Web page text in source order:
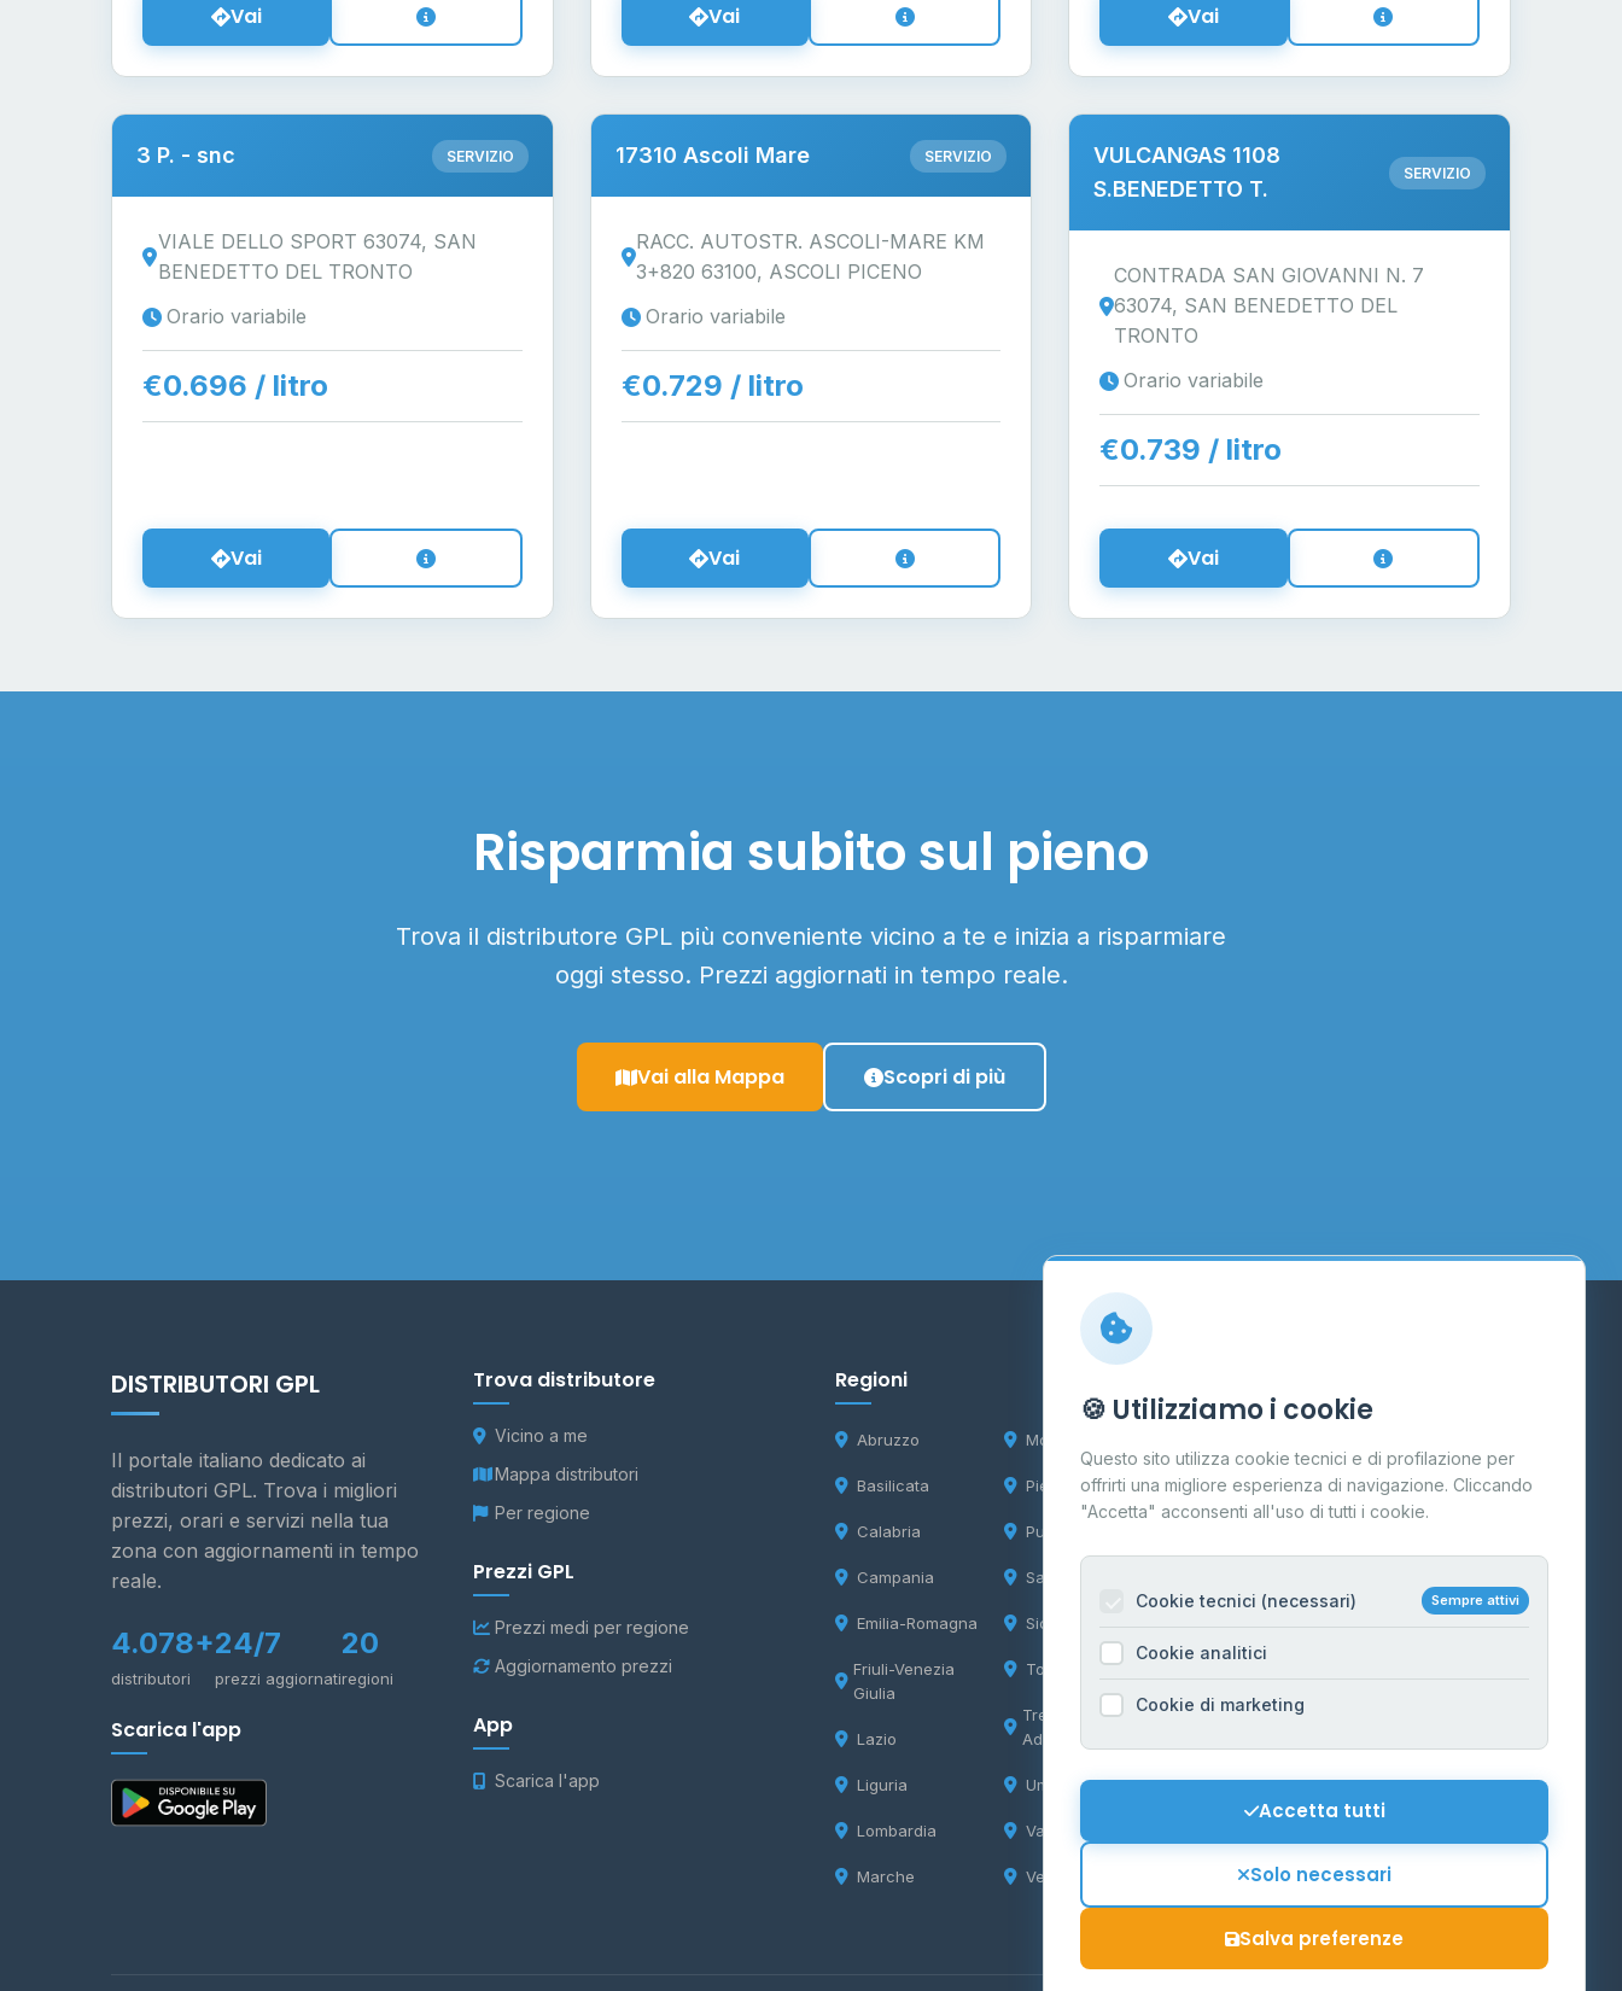
Vai Vai Vai
3 P. - snc SERVIZIO
VIALE DELLO SPORT 63074, SAN
BENEDETTO DEL TRONTO
Orario variabile
€0.696 / litro
Vai
17310 Ascoli Mare SERVIZIO
RACC. AUTOSTR. ASCOLI-MARE KM
3+820 63100, ASCOLI PICENO
Orario variabile
€0.729 / litro
Vai
VULCANGAS 1108
S.BENEDETTO T.
SERVIZIO
CONTRADA SAN GIOVANNI N. 7
63074, SAN BENEDETTO DEL
TRONTO
Orario variabile
€0.739 / litro
Vai
Risparmia subito sul pieno
Trova il distributore GPL più conveniente vicino a te e inizia a risparmiare
oggi stesso. Prezzi aggiornati in tempo reale.
Vai alla Mappa Scopri di più
DISTRIBUTORI GPL
Il portale italiano dedicato ai
distributori GPL. Trova i migliori
prezzi, orari e servizi nella tua
zona con aggiornamenti in tempo
reale.
4.078+
distributori
24/7
prezzi aggiornati
20
regioni
Scarica l'app
Trova distributore
Vicino a me
Mappa distributori
Per regione
Prezzi GPL
Prezzi medi per regione
Aggiornamento prezzi
App
Scarica l'app
Regioni
Abruzzo
Basilicata
Calabria
Campania
Emilia-Romagna
Friuli-Venezia
Giulia
Lazio
Liguria
Lombardia
Marche
Molise
Piemonte
Puglia
Sardegna
Sicilia
Toscana
Trentino-Alto
Adige
Umbria
Valle d'Aosta
Veneto
Contatti
Per gestori
Informazioni legali
Privacy Policy
Cookie Policy
Mappa del sito
Contattaci
🍪 Utilizziamo i cookie
Questo sito utilizza cookie tecnici e di profilazione per
offrirti una migliore esperienza di navigazione. Cliccando
"Accetta" acconsenti all'uso di tutti i cookie.
Cookie tecnici (necessari) Sempre attivi
Cookie analitici
Cookie di marketing
Accetta tutti
Solo necessari
Salva preferenze